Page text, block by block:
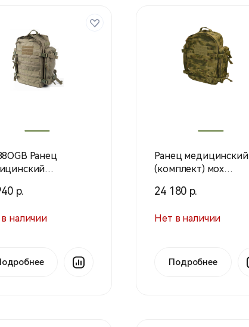
Ранец
(Техинком)
р.
наличии
Ранец медицинский
(комплект) мох
24 180 р.
Нет в наличии
Подробнее